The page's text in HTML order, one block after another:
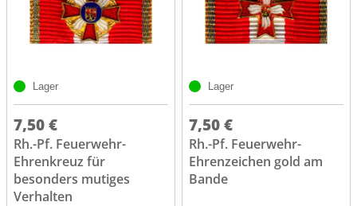
Lager
7,50 €
Rh.-Pf. Feuerwehr-
Ehrenkreuz für
besonders mutiges
Verhalten
Lager
7,50 €
Rh.-Pf. Feuerwehr-
Ehrenzeichen gold am
Bande